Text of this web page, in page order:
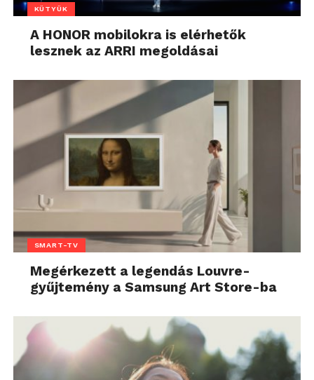
KÜTYÜK
A HONOR mobilokra is elérhetők
lesznek az ARRI megoldásai
SMART-TV
Megérkezett a legendás Louvre-
gyűjtemény a Samsung Art Store-ba